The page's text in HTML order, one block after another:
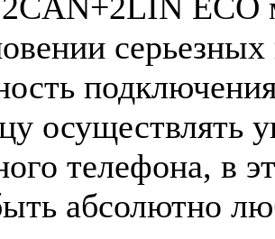
осуществлять
телефона, в
абсолютно